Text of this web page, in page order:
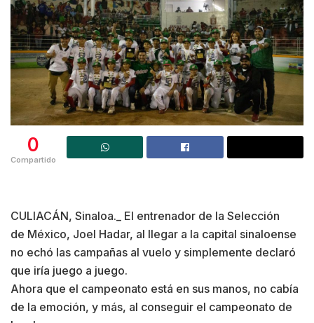
0
Compartido
CULIACÁN, Sinaloa._ El entrenador de la Selección
de México, Joel Hadar, al llegar a la capital sinaloense
no echó las campañas al vuelo y simplemente declaró
que iría juego a juego.
Ahora que el campeonato está en sus manos, no cabía
de la emoción, y más, al conseguir el campeonato de